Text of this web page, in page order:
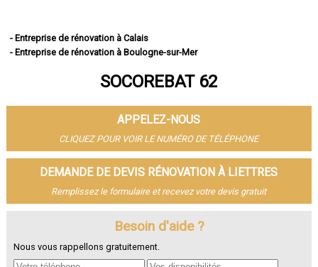
- Entreprise de rénovation à Calais
- Entreprise de rénovation à Boulogne-sur-Mer
- Entreprise de rénovation à Lens
- Entreprise de rénovation à Béthune
- Entreprise de rénovation à Hénin-Beaumont
- Entreprise de rénovation à Bruay-la-Buissière
- Entreprise de rénovation à Avion
- Entreprise de rénovation à Carvin
- Entreprise de rénovation à Berck
- Entreprise de rénovation à Saint-Omer
- Entreprise de rénovation à Harnes
- Entreprise de rénovation à Nœux-les-Mines
SOCOREBAT 62
APPELEZ-NOUS
CLIQUEZ POUR VOIR LE NUMÉRO DE TÉLÉPHONE
DEMANDE DE DEVIS RÉNOVATION À LIETTRES
Remplissez le formulaire et recevez votre devis gratuit
Besoin d'aide ?
Nous vous rappellons gratuitement.